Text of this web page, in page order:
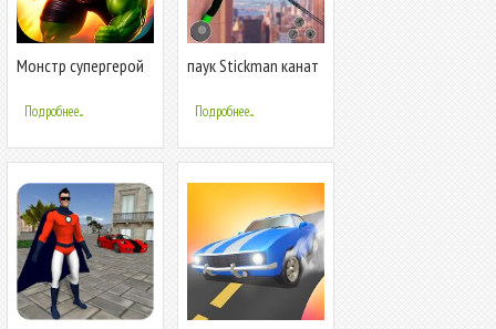
Монстр супергерой
Подробнее...
паук Stickman канат
злодеяние город
Подробнее...